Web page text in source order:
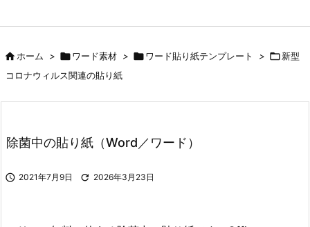
ホーム > ワード素材 > ワード貼り紙テンプレート > 新型
コロナウィルス関連の貼り紙
除菌中の貼り紙（Word／ワード）
 2021年7月9日  2026年3月23日